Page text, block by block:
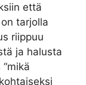
että
tarjolla
riippuu
ja halusta